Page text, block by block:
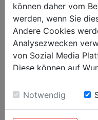
Technické
können daher vom
werden, wenn Sie
Andere Cookies
Analysezwecken
von Sozial Media
Diese können auf
Einwilligung zu
Notwendig